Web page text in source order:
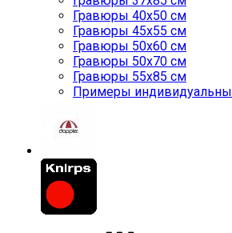
Гравюры 40x50 см
Гравюры 45x55 см
Гравюры 50x60 см
Гравюры 50x70 см
Гравюры 55x85 см
Примеры